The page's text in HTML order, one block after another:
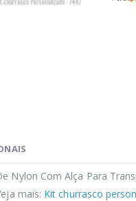
Nylon Com Alça Para
mais: Kit churrasco